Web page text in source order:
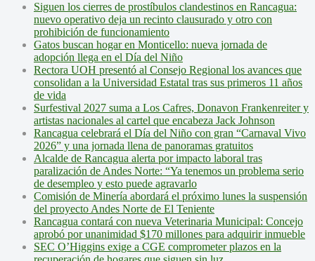
Siguen los cierres de prostíbulos clandestinos en Rancagua:
nuevo operativo deja un recinto clausurado y otro con
prohibición de funcionamiento
Gatos buscan hogar en Monticello: nueva jornada de
adopción llega en el Día del Niño
Rectora UOH presentó al Consejo Regional los avances que
consolidan a la Universidad Estatal tras sus primeros 11 años
de vida
Surfestival 2027 suma a Los Cafres, Donavon Frankenreiter y
artistas nacionales al cartel que encabeza Jack Johnson
Rancagua celebrará el Día del Niño con gran “Carnaval Vivo
2026” y una jornada llena de panoramas gratuitos
Alcalde de Rancagua alerta por impacto laboral tras
paralización de Andes Norte: “Ya tenemos un problema serio
de desempleo y esto puede agravarlo
Comisión de Minería abordará el próximo lunes la suspensión
del proyecto Andes Norte de El Teniente
Rancagua contará con nueva Veterinaria Municipal: Concejo
aprobó por unanimidad $170 millones para adquirir inmueble
SEC O’Higgins exige a CGE comprometer plazos en la